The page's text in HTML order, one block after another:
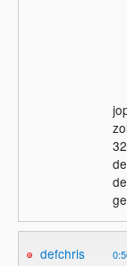
defchris